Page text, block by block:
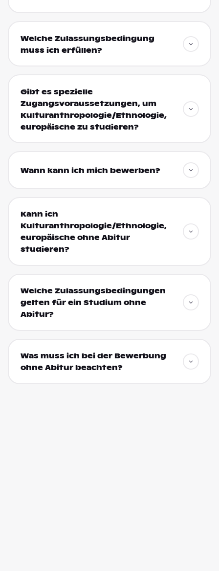
Welche Zulassungsbedingung
muss ich erfüllen?
Gibt es spezielle
Zugangsvoraussetzungen, um
Kulturanthropologie/Ethnologie,
europäische zu studieren?
Wann kann ich mich bewerben?
Kann ich
Kulturanthropologie/Ethnologie,
europäische ohne Abitur
studieren?
Welche Zulassungsbedingungen
gelten für ein Studium ohne
Abitur?
Was muss ich bei der Bewerbung
ohne Abitur beachten?